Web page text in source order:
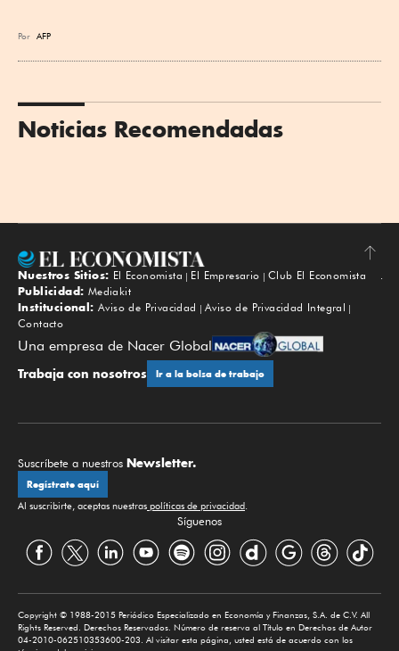
Por AFP
Noticias Recomendadas
Subir
Nuestros Sitios: El Economista El Empresario
Club El Economista
Publicidad: Mediakit
Institucional: Aviso de Privacidad
Aviso de Privacidad Integral
Contacto
Una empresa de Nacer Global
Trabaja con nosotros Ir a la bolsa de trabajo
Suscríbete a nuestros Newsletter.
Regístrate aquí
Al suscribirte, aceptas nuestras políticas de privacidad
Síguenos
Copyright © 1988-2015 Periódico Especializado en Economía y Finanzas, S.A. de C.V. All
Rights Reserved. Derechos Reservados. Número de reserva al Título en Derechos de Autor
04-2010-062510353600-203. Al visitar esta página, usted está de acuerdo con los